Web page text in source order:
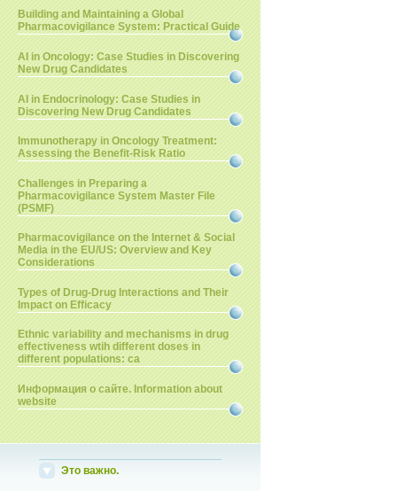
Building and Maintaining a Global
Pharmacovigilance System: Practical Guide
AI in Oncology: Case Studies in Discovering
New Drug Candidates
AI in Endocrinology: Case Studies in
Discovering New Drug Candidates
Immunotherapy in Oncology Treatment:
Assessing the Benefit-Risk Ratio
Challenges in Preparing a
Pharmacovigilance System Master File
(PSMF)
Pharmacovigilance on the Internet & Social
Media in the EU/US: Overview and Key
Considerations
Types of Drug-Drug Interactions and Their
Impact on Efficacy
Ethnic variability and mechanisms in drug
effectiveness wtih different doses in
different populations: ca
Информация о сайте. Information about
website
Это важно.